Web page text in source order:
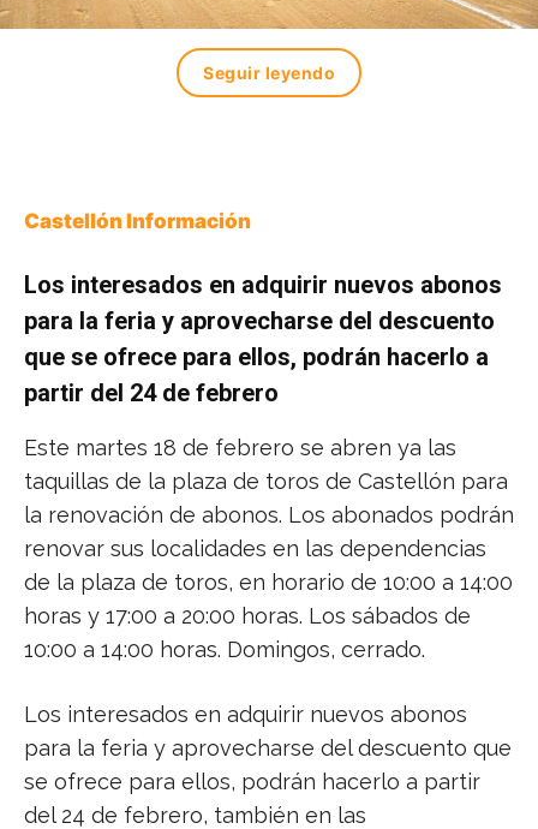
Seguir leyendo
Castellón Información
Los interesados en adquirir nuevos abonos
para la feria y aprovecharse del descuento
que se ofrece para ellos, podrán hacerlo a
partir del 24 de febrero
Este martes 18 de febrero se abren ya las
taquillas de la plaza de toros de Castellón para
la renovación de abonos. Los abonados podrán
renovar sus localidades en las dependencias
de la plaza de toros, en horario de 10:00 a 14:00
horas y 17:00 a 20:00 horas. Los sábados de
10:00 a 14:00 horas. Domingos, cerrado.
Los interesados en adquirir nuevos abonos
para la feria y aprovecharse del descuento que
se ofrece para ellos, podrán hacerlo a partir
del 24 de febrero, también en las